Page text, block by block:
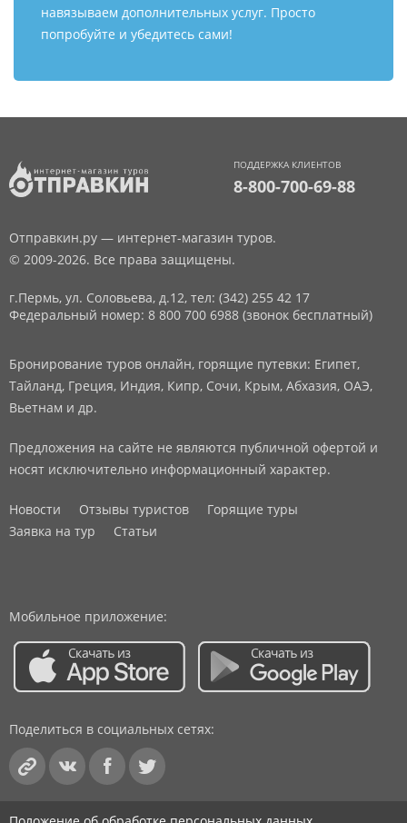
навязываем дополнительных услуг. Просто
попробуйте и убедитесь сами!
ПОДДЕРЖКА КЛИЕНТОВ
8-800-700-69-88
Отправкин.ру — интернет-магазин туров.
© 2009-2026. Все права защищены.
г.Пермь, ул. Соловьева, д.12, тел: (342) 255 42 17
Федеральный номер: 8 800 700 6988 (звонок бесплатный)
Бронирование туров онлайн, горящие путевки: Египет,
Тайланд, Греция, Индия, Кипр, Сочи, Крым, Абхазия, ОАЭ,
Вьетнам и др.
Предложения на сайте не являются публичной офертой и
носят исключительно информационный характер.
Новости Отзывы туристов
Горящие туры
Заявка на тур
Статьи
Мобильное приложение:
Поделиться в социальных сетях: